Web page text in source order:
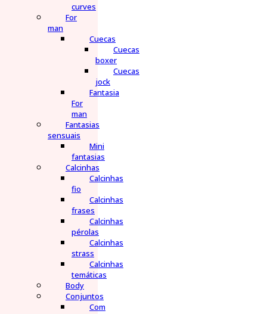
curves
For
man
Cuecas
Cuecas
boxer
Cuecas
jock
Fantasia
For
man
Fantasias
sensuais
Mini
fantasias
Calcinhas
Calcinhas
fio
Calcinhas
frases
Calcinhas
pérolas
Calcinhas
strass
Calcinhas
temáticas
Body
Conjuntos
Com